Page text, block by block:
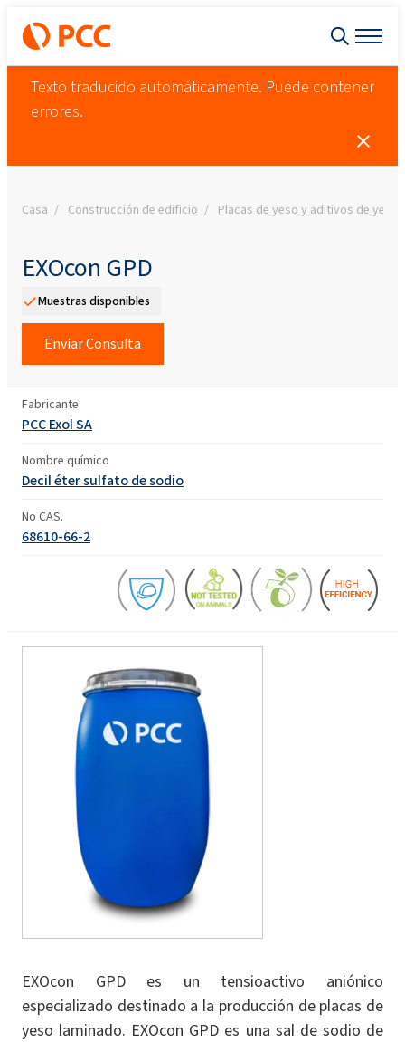
Texto traducido automáticamente. Puede contener
errores.
Casa Construcción de edificio Placas de yeso y aditivos de yeso
EXOcon GPD
Muestras disponibles
Enviar Consulta
Fabricante
PCC Exol SA
Nombre químico
Decil éter sulfato de sodio
No CAS.
68610-66-2
EXOcon GPD es un tensioactivo aniónico
especializado destinado a la producción de placas de
yeso laminado. EXOcon GPD es una sal de sodio de